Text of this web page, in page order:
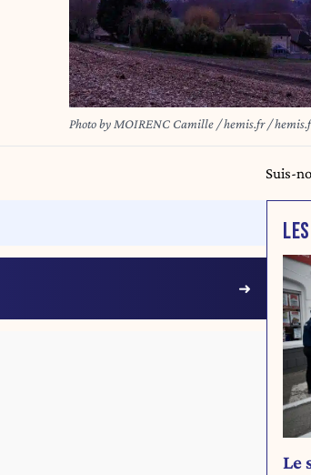
Photo by MOIRENC Camille / hemis.fr /
Suis-
Le